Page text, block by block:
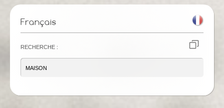
Français
Recherche :